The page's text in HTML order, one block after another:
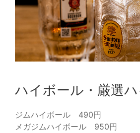
ハイボール・厳選
ジムハイボール 490円
メガジムハイボール 950円